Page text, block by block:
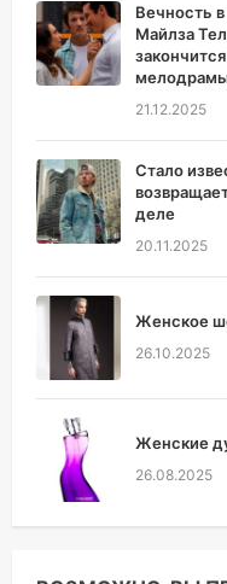
Вечность
Майлза
21.12.2025
Стало
деле
20.11.2025
Женское
26.10.2025
Женские
26.08.2025